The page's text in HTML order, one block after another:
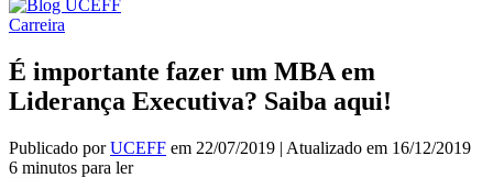
Carreira
É importante fazer um MBA em
Liderança Executiva? Saiba aqui!
Publicado porUCEFF em 22/07/2019 | Atualizado em 16/12/2019
6 minutos para ler